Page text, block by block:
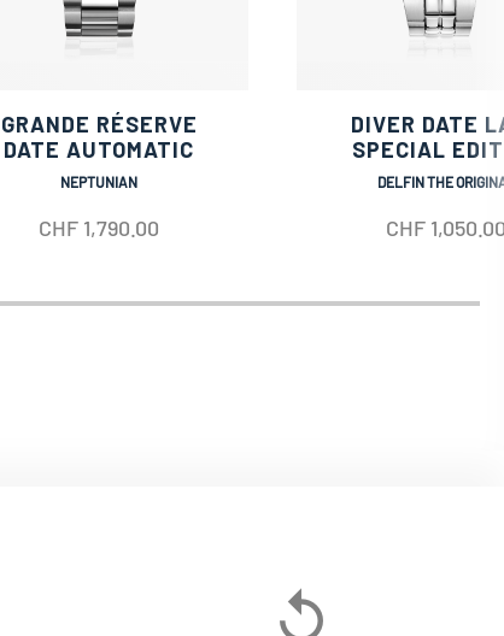
GRANDE RÉSERVE
DATE AUTOMATIC
NEPTUNIAN
CHF 1,790.00
DIVER DATE
SPECIAL
DELFIN THE
CHF